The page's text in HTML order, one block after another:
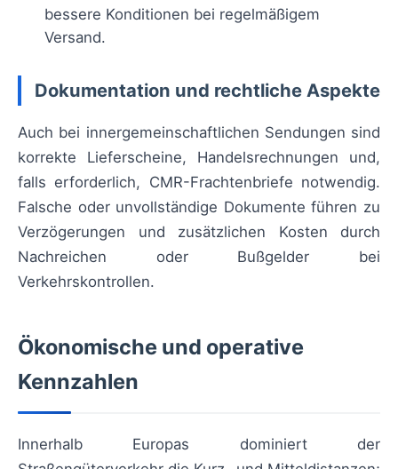
bessere Konditionen bei regelmäßigem
Versand.
Dokumentation und rechtliche Aspekte
Auch bei innergemeinschaftlichen Sendungen sind
korrekte Lieferscheine, Handelsrechnungen und,
falls erforderlich, CMR-Frachtenbriefe notwendig.
Falsche oder unvollständige Dokumente führen zu
Verzögerungen und zusätzlichen Kosten durch
Nachreichen oder Bußgelder bei
Verkehrskontrollen.
Ökonomische und operative
Kennzahlen
Innerhalb Europas dominiert der